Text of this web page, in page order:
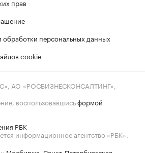
прав
персональных данных
cookie
АО «РОСБИЗНЕСКОНСАЛТИНГ»,
воспользовавшисьформой
РБК
информационное агентство «РБК».